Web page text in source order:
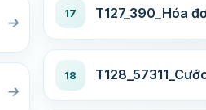
17 T127_390_Hóa
18